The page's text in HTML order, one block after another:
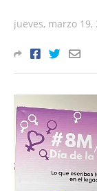
jueves, marzo 19,